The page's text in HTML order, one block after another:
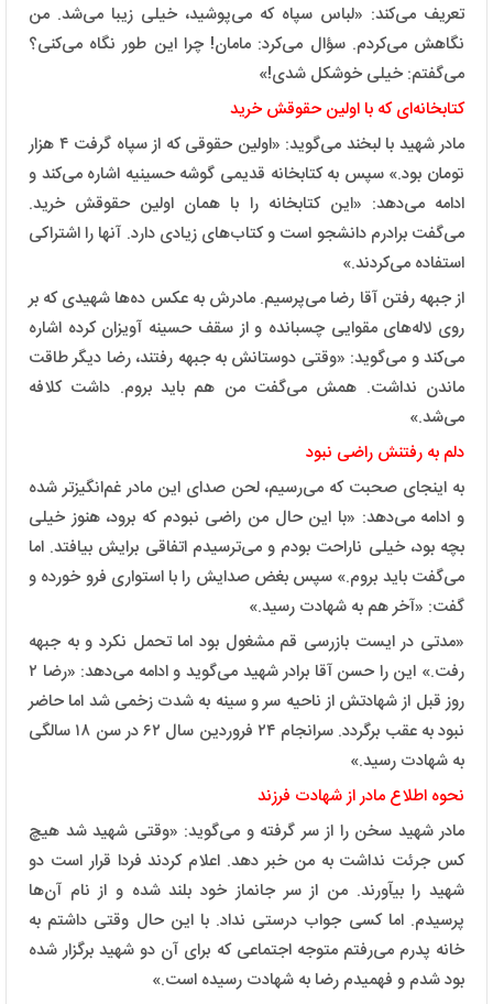
تعریف می‌کند: «لباس سپاه که می‌پوشید، خیلی زیبا می‌شد. من
نگاهش می‌کردم. سؤال می‌کرد: مامان! چرا این طور نگاه می‌کنی؟
می‌گفتم: خیلی خوشکل شدی!»
کتابخانه‌ای که با اولین حقوقش خرید
مادر شهید با لبخند می‌گوید: «اولین حقوقی که از سپاه گرفت ۴ هزار
تومان بود.» سپس به کتابخانه قدیمی گوشه حسینیه اشاره می‌کند و
ادامه می‌دهد: «این کتابخانه را با همان اولین حقوقش خرید.
می‌گفت برادرم دانشجو است و کتاب‌های زیادی دارد. آنها را اشتراکی
استفاده می‌کردند.»
از جبهه رفتن آقا رضا می‌پرسیم. مادرش به عکس ده‌ها شهیدی که بر
روی لاله‌های مقوایی چسبانده و از سقف حسینه آویزان کرده اشاره
می‌کند و می‌گوید: «وقتی دوستانش به جبهه رفتند، رضا دیگر طاقت
ماندن نداشت. همش می‌گفت من هم باید بروم. داشت کلافه
می‌شد.»
دلم به رفتنش راضی نبود
به اینجای صحبت که می‌رسیم، لحن صدای این مادر غم‌انگیزتر شده
و ادامه می‌دهد: «با این حال من راضی نبودم که برود، هنوز خیلی
بچه بود، خیلی ناراحت بودم و می‌ترسیدم اتفاقی برایش بیافتد. اما
می‌گفت باید بروم.» سپس بغض صدایش را با استواری فرو خورده و
گفت: «آخر هم به شهادت رسید.»
«مدتی در ایست بازرسی قم مشغول بود اما تحمل نکرد و به جبهه
رفت.» این را حسن آقا برادر شهید می‌گوید و ادامه می‌دهد: «رضا ۲
روز قبل از شهادتش از ناحیه سر و سینه به شدت زخمی شد اما حاضر
نبود به عقب برگردد. سرانجام ۲۴ فروردین سال ۶۲ در سن ۱۸ سالگی
به شهادت رسید.»
نحوه اطلاع مادر از شهادت فرزند
مادر شهید سخن را از سر گرفته و می‌گوید: «وقتی شهید شد هیچ
کس جرئت نداشت به من خبر دهد. اعلام کردند فردا قرار است دو
شهید را بیآورند. من از سر جانماز خود بلند شده و از نام آن‌ها
پرسیدم. اما کسی جواب درستی نداد. با این حال وقتی داشتم به
خانه پدرم می‌رفتم متوجه اجتماعی که برای آن دو شهید برگزار شده
بود شدم و فهمیدم رضا به شهادت رسیده است.»